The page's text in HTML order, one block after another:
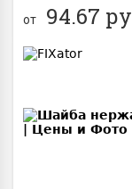
от 94.67